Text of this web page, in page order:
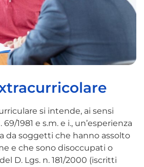
si intende, ai sensi
69/1981 e s.m. e i., un’esperienza
da soggetti che hanno assolto
e che sono disoccupati o
D. Lgs. n. 181/2000 (iscritti